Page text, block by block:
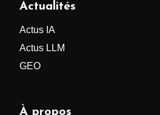
Actualités
Actus IA
Actus LLM
GEO
À propos